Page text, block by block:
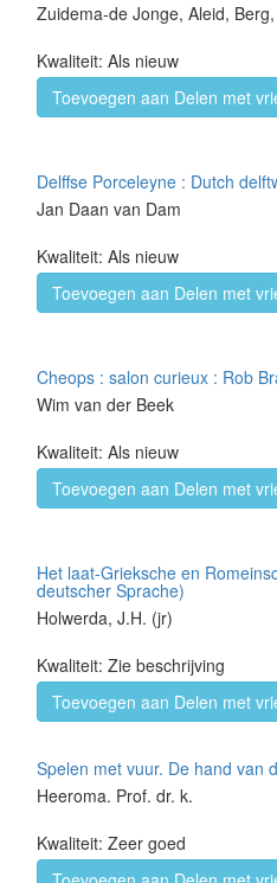
Zuidema-de Jonge, Aleid,
Kwaliteit: Als nieuw
Toevoegen aan Delen met
Delffse Porceleyne : Dutch
Jan Daan van Dam
Kwaliteit: Als nieuw
Toevoegen aan Delen met
Cheops : salon curieux : Rob
Wim van der Beek
Kwaliteit: Als nieuw
Toevoegen aan Delen met
Het laat-Grieksche en
deutscher Sprache)
Holwerda, J.H. (jr)
Kwaliteit: Zie beschrijving
Toevoegen aan Delen met
Spelen met vuur. De hand van
Heeroma. Prof. dr. k.
Kwaliteit: Zeer goed